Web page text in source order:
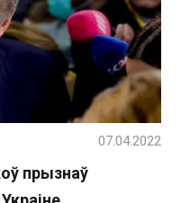
прызнаў
07.04.2022